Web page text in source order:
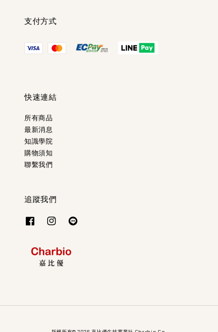
支付方式
快速連結
所有商品
最新消息
知識學院
購物須知
聯繫我們
追蹤我們